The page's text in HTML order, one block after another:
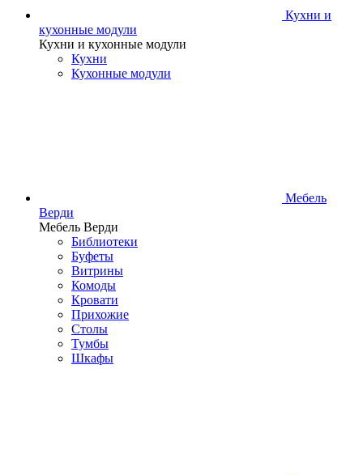
Кухни и
кухонные модули
Кухни и кухонные модули
Кухни
Кухонные модули
Мебель
Верди
Мебель Верди
Библиотеки
Буфеты
Витрины
Комоды
Кровати
Прихожие
Столы
Тумбы
Шкафы